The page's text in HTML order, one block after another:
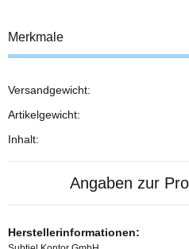
Merkmale
Produkteigenschaft
Wert
Versandgewicht:
Artikelgewicht:
Inhalt:
Angaben zur
Herstellerinformationen: